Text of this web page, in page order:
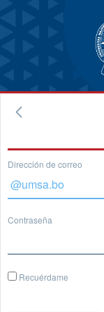
Dirección de correo
Contraseña
Recuérdame